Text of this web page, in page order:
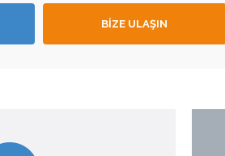
BİZE ULAŞIN